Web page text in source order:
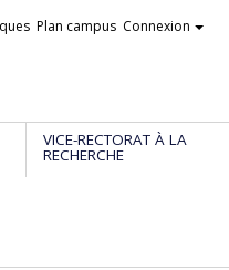
Plan campus Connexion
VICE-RECTORAT À LA
RECHERCHE